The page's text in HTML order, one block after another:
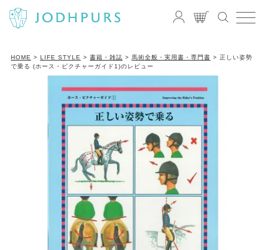
HOME LIFE STYLE 書籍・雑誌 馬術全般・実用書・専門書
正しい姿勢
で乗る (ホース・ピクチャーガイド1)のレビュー